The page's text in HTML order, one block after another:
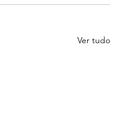
Ver tudo